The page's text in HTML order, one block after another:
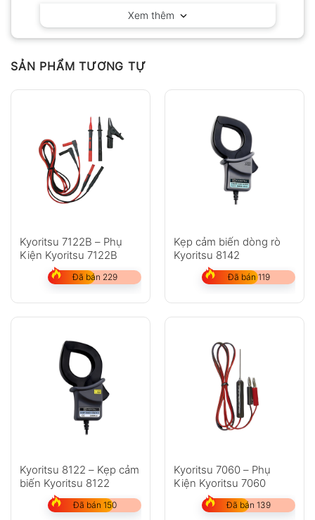
Xem thêm
SẢN PHẨM TƯƠNG TỰ
Kyoritsu 7122B – Phụ
Kiện Kyoritsu 7122B
Đã bán 229
Kẹp cảm biến dòng rò
Kyoritsu 8142
Đã bán 119
Kyoritsu 8122 – Kẹp cảm
biến Kyoritsu 8122
Đã bán 150
Kyoritsu 7060 – Phụ
Kiện Kyoritsu 7060
Đã bán 139